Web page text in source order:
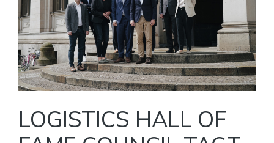
LOGISTICS HALL OF